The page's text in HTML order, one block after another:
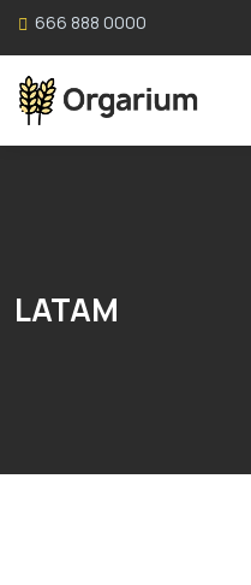
666 888 0000
LATAM